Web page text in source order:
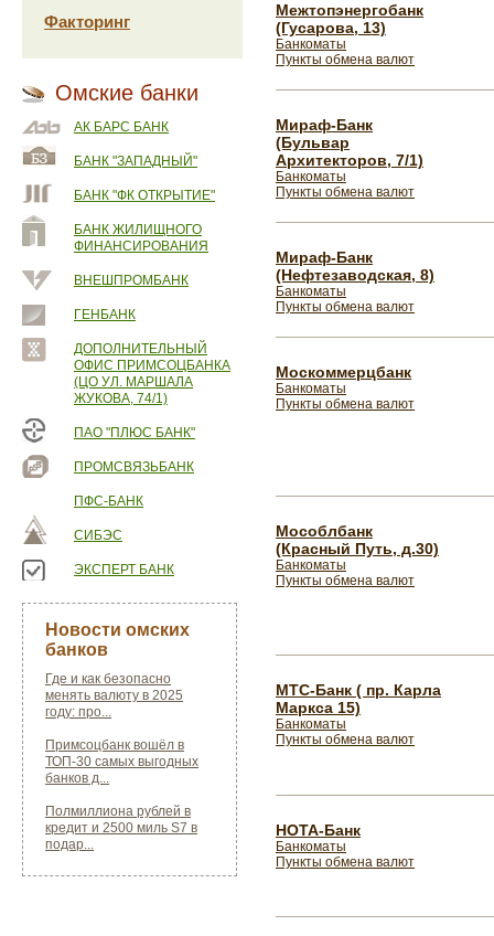
Факторинг
Омские банки
АК БАРС БАНК
БАНК "ЗАПАДНЫЙ"
БАНК "ФК ОТКРЫТИЕ"
БАНК ЖИЛИЩНОГО
ФИНАНСИРОВАНИЯ
ВНЕШПРОМБАНК
ГЕНБАНК
ДОПОЛНИТЕЛЬНЫЙ
ОФИС ПРИМСОЦБАНКА
(ЦО УЛ. МАРШАЛА
ЖУКОВА, 74/1)
ПАО "ПЛЮС БАНК"
ПРОМСВЯЗЬБАНК
ПФС-БАНК
СИБЭС
ЭКСПЕРТ БАНК
Новости омских
банков
Где и как безопасно
менять валюту в 2025
году: про...
Примсоцбанк вошёл в
ТОП-30 самых выгодных
банков д...
Полмиллиона рублей в
кредит и 2500 миль S7 в
подар...
Межтопэнергобанк
(Гусарова, 13)
Банкоматы
Пункты обмена валют
Мираф-Банк
(Бульвар
Архитекторов, 7/1)
Банкоматы
Пункты обмена валют
Мираф-Банк
(Нефтезаводская, 8)
Банкоматы
Пункты обмена валют
Москоммерцбанк
Банкоматы
Пункты обмена валют
Мособлбанк
(Красный Путь, д.30)
Банкоматы
Пункты обмена валют
МТС-Банк ( пр. Карла
Маркса 15)
Банкоматы
Пункты обмена валют
НОТА-Банк
Банкоматы
Пункты обмена валют